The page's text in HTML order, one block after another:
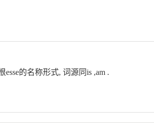
esse的名称形式, 词源同is ,am .